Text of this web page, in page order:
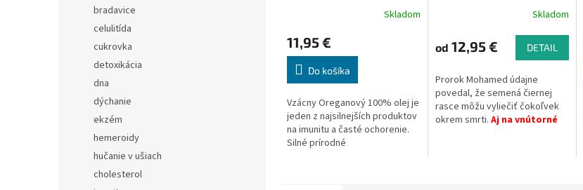
bradavice
celulitída
cukrovka
detoxikácia
dna
dýchanie
ekzém
hemeroidy
hučanie v ušiach
cholesterol
Skladom
11,95 €
Do košíka
Vzácny Oreganový 100% olej je
jeden z najsilnejších produktov
na imunitu a časté ochorenie.
Silné prírodné
Skladom
od 12,95 € DETAIL
Prorok Mohamed údajne
povedal, že semená čiernej
rasce môžu vyliečiť čokoľvek
okrem smrti. Aj na vnútorné